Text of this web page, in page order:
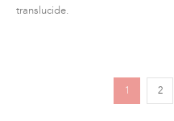
translucide.
1 2